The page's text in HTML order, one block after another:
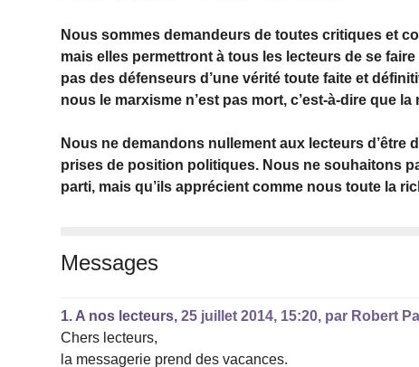
Nous sommes demandeurs de toutes critiques et
mais elles permettront à tous les lecteurs de se
pas des défenseurs d’une vérité toute faite et
nous le marxisme n’est pas mort, c’est-à-dire que
Nous ne demandons nullement aux lecteurs
prises de position politiques. Nous ne souhaitons
parti, mais qu’ils apprécient comme nous toute la
Messages
1. A nos lecteurs,25 juillet 2014, 15:20, par Robert
Chers lecteurs,
la messagerie prend des vacances.